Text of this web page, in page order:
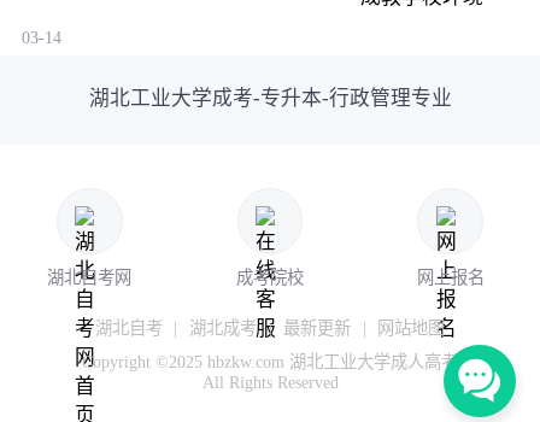
03-14
湖北工业大学成考-专升本-行政管理专业
湖北自考网 成考院校 网上报名
湖北自考 | 湖北成考 | 最新更新 |
网站地图
Copyright ©2025 hbzkw.com 湖北工业大学成人高考
All Rights Reserved